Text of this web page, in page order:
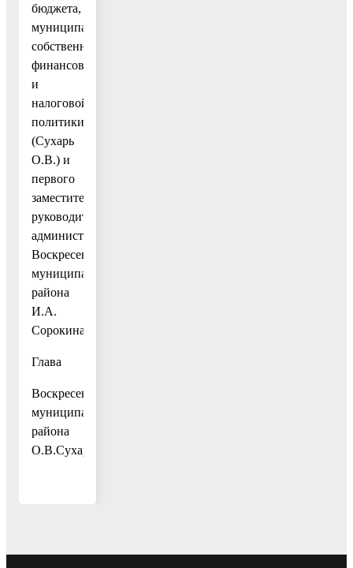
бюджета,
муниципальной
собственности,
финансовой
и
налоговой
политики
(Сухарь
О.В.) и
первого
заместителя
руководителя
администрации
Воскресенского
муниципального
района
И.А.
Сорокина.
Глава
Воскресенского
муниципального
района
О.В.Сухарь